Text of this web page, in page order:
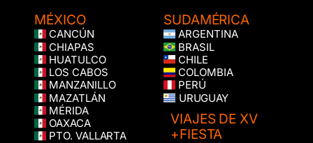
MÉXICO
CANCÚN
CHIAPAS
HUATULCO
LOS CABOS
MANZANILLO
MAZATLÁN
MÉRIDA
OAXACA
PTO. VALLARTA
SUDAMÉRICA
ARGENTINA
BRASIL
CHILE
COLOMBIA
PERÚ
URUGUAY
VIAJES DE XV
+FIESTA